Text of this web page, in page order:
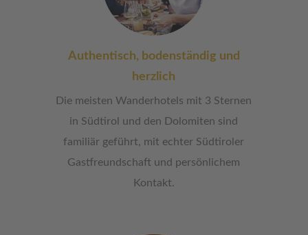
Authentisch, bodenständig und
herzlich
Die meisten Wanderhotels mit 3 Sternen
in Südtirol und den Dolomiten sind
familiär geführt, mit echter Südtiroler
Gastfreundschaft und persönlichem
Kontakt.